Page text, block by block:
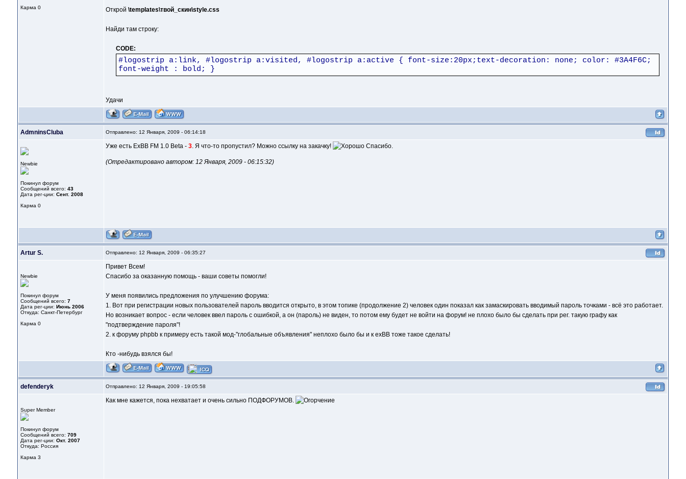
Карма 0 Открой \templates\твой_скин\style.css
Найди там строку:
CODE:
#logostrip a:link, #logostrip a:visited, #logostrip a:active { font-size:20px;text-decoration: none; color: #3A4F6C;
font-weight : bold; }
Удачи
AdmninsCluba Отправлено: 12 Января, 2009 - 06:14:18
Newbie
Покинул форум
Сообщений всего: 43
Дата рег-ции: Сент. 2008
Карма 0
Уже есть ExBB FM 1.0 Beta - 3. Я что-то пропустил? Можно ссылку на закачку! Спасибо.
(Отредактировано автором: 12 Января, 2009 - 06:15:32)
Artur S. Отправлено: 12 Января, 2009 - 06:35:27
Newbie
Покинул форум
Сообщений всего: 7
Дата рег-ции: Июнь 2006
Откуда: Санкт-Петербург
Карма 0
Привет Всем!
Спасибо за оказанную помощь - ваши советы помогли!
У меня появились предложения по улучшению форума:
1. Вот при регистрации новых пользователей пароль вводится открыто, в этом топике (продолжение 2) человек один показал как замаскировать вводимый пароль точками - всё это работает.
Но возникает вопрос - если человек ввел пароль с ошибкой, а он (пароль) не виден, то потом ему будет не войти на форум! не плохо было бы сделать при рег. такую графу как
"подтверждение пароля"!
2. к форуму phpbb к примеру есть такой мод-"глобальные объявления" неплохо было бы и к exBB тоже такое сделать!
Кто -нибудь взялся бы!
defenderyk Отправлено: 12 Января, 2009 - 19:05:58
Super Member
Покинул форум
Сообщений всего: 709
Дата рег-ции: Окт. 2007
Откуда: Россия
Карма 3
Как мне кажется, пока нехватает и очень сильно ПОДФОРУМОВ.